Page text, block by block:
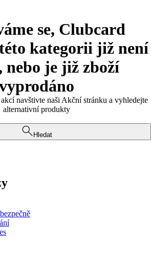
se, Clubcard
kategorii již není
nebo je již zboží
navštivte naši Akční stránku a vyhledejte
alternativní produkty
Hledat